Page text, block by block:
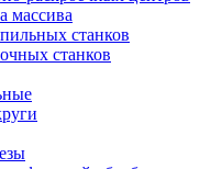
массива
станков
станков